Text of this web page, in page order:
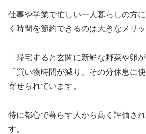
仕事や学業で忙しい一人暮らしの方
く時間を節約できるのは大きなメリッ
「帰宅すると玄関に新鮮な野菜や卵
「買い物時間が減り、その分休息に
寄せられています。
特に都心で暮らす人から高く評価さ
す。